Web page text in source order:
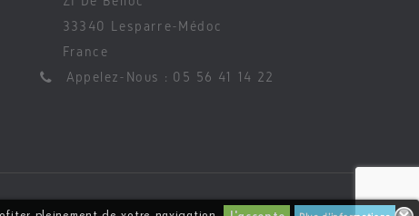
33340 Lesparre-Médoc
France
Appelez-Nous : 05 56 41 14 22